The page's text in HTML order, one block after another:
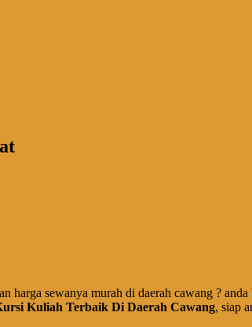
sewanya murah di daerah cawang ?
Kuliah Terbaik Di Daerah Cawang, siap